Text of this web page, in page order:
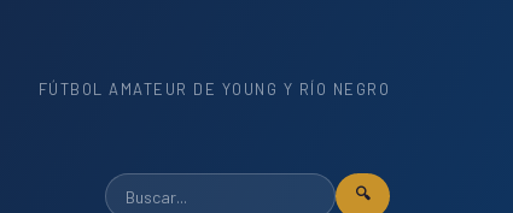
FÚTBOL AMATEUR DE YOUNG Y RÍO NEGRO
🔍